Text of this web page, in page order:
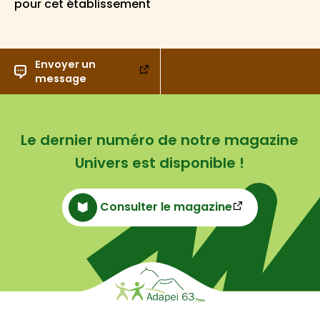
pour cet établissement
Envoyer un
message
Le dernier numéro de notre magazine
Univers est disponible !
Consulter le magazine